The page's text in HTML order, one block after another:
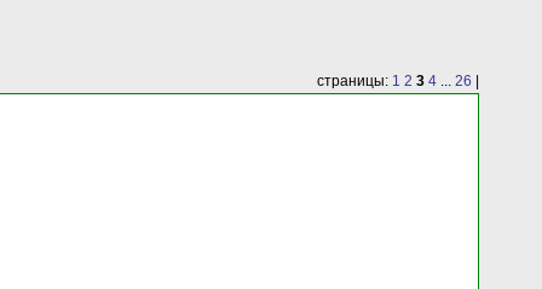
страницы: 1 2 3 4 ... 26